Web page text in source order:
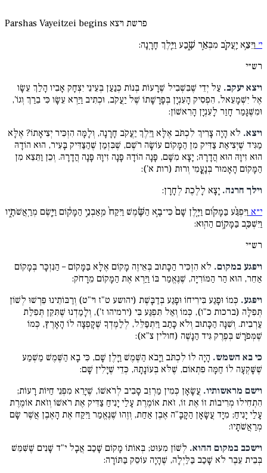
Parshas Vayeitzei begins פרשת ויצא
י׳ וַיֵּצֵ֥א יַֽעֲקֹ֖ב מִבְּאֵ֣ר שָׁ֑בַע וַיֵּ֖לֶךְ חָרָֽנָה:
רש״י
ויצא יעקב. עַל יְדֵי שֶׁבִּשְׁבִיל שֶׁרָעוֹת בְּנוֹת כְּנַעַן בְּעֵינֵי יִצְחָק אָבִיו הָלַךְ עֵשָׂו
אֶל יִשְׁמָעֵאל, הִפְסִיק הָעִנְיָן בְּפָרָשָׁתוֹ שֶׁל יַעֲקֹב, וּכְתִיב וַיַּרְא עֵשָׂו כִּי בֵרַךְ וְגוֹ',
וּמִשֶּׁגָּמַר חָזַר לָעִנְיָן הָרִאשׁוֹן:
ויצא. לֹא הָיָה צָרִיךְ לִכְתֹּב אֶלָּא וַיֵּלֶךְ יַעֲקֹב חָרָנָה, וְלָמָּה הִזְכִּיר יְצִיאָתוֹ? אֶלָּא
מַגִּיד שֶׁיְּצִיאַת צַדִּיק מִן הַמָּקוֹם עוֹשָׂה רֹשֶׁם, שֶׁבִּזְמַן שֶׁהַצַּדִּיק בָּעִיר, הוּא הוֹדָהּ
הוּא זִיוָהּ הוּא הֲדָרָהּ; יָצָא מִשָּׁם, פָּנָה הוֹדָהּ פָּנָה זִיוָהּ פָּנָה הֲדָרָהּ. וְכֵן וַתֵּצֵא מִן
הַמָּקוֹם הָאָמוּר בְּנָעֳמִי וְרוּת (רות א'):
וילך חרנה. יָצָא לָלֶכֶת לְחָרָן:
י״א וַיִּפְגַּ֨ע בַּמָּק֜וֹם וַיָּ֤לֶן שָׁם֙ כִּי־בָ֣א הַשֶּׁ֔מֶשׁ וַיִּקַּח֙ מֵֽאַבְנֵ֣י הַמָּק֔וֹם וַיָּ֖שֶׂם מְרַֽאֲשֹׁתָ֑יו
וַיִּשְׁכַּ֖ב בַּמָּק֥וֹם הַהֽוּא:
רש״י
ויפגע במקום. לֹא הִזְכִּיר הַכָּתוּב בְּאֵיזֶה מָקוֹם אֶלָּא בַּמָּקוֹם – הַנִּזְכָּר בְּמָקוֹם
אַחֵר, הוּא הַר הַמּוֹרִיָּה, שֶׁנֶּאֱמַר בּוֹ וַיַּרְא אֶת הַמָּקוֹם מֵרָחֹק:
ויפגע. כְּמוֹ וּפָגַע בִּירִיחוֹ וּפָגַע בְּדַבָּשֶׁת (יהושע ט"ז וי"ט) וְרַבּוֹתֵינוּ פֵּרְשׁוּ לְשׁוֹן
תְּפִלָּה (ברכות כ"ו), כְּמוֹ וְאַל תִּפְגַּע בִּי (ירמיהו ז'), וְלָמַדְנוּ שֶׁתִּקֵּן תְּפִלַּת
עַרְבִית. וְשִׁנָּה הַכָּתוּב וְלֹא כָּתַב וַיִּתְפַּלֵּל, לְלַמֶּדְךָ שֶׁקָּפְצָה לוֹ הָאָרֶץ, כְּמוֹ
שֶׁמְּפֹרָשׁ בְּפֶרֶק גִּיד הַנָּשֶׁה (חולין צ"א):
כי בא השמש. הָיָה לוֹ לִכְתֹּב וַיָּבֹא הַשֶּׁמֶשׁ וַיָּלֶן שָׁם, כִּי בָא הַשֶּׁמֶשׁ מַשְׁמַע
שֶׁשָּׁקְעָה לוֹ חַמָּה פִּתְאוֹם, שֶׁלֹּא בְּעוֹנָתָהּ, כְּדֵי שֶׁיָּלִין שָׁם:
וישם מראשותיו. עֲשָׂאָן כְּמִין מַרְזֵב סָבִיב לְרֹאשׁוֹ, שֶׁיָּרֵא מִפְּנֵי חַיּוֹת רָעוֹת;
הִתְחִילוּ מְרִיבוֹת זוֹ אֶת זוֹ, זֹאת אוֹמֶרֶת עָלַי יָנִיחַ צַדִּיק אֶת רֹאשׁוֹ וְזֹאת אוֹמֶרֶת
עָלַי יָנִיחַ; מִיָּד עֲשָׂאָן הַקָּבָּ"ה אֶבֶן אַחַת, וְזֶהוּ שֶׁנֶּאֱמַר וַיִּקַּח אֶת הָאֶבֶן אֲשֶׁר שָׂם
מְרַאֲשֹׁתָיו:
וישכב במקום ההוא. לְשׁוֹן מִעוּט; בְּאוֹתוֹ מָקוֹם שָׁכַב אֲבָל י"ד שָׁנִים שֶׁשִּׁמֵּשׁ
בְּבֵית עֵבֶר לֹא שָׁכַב בַּלַּיְלָה, שֶׁהָיָה עוֹסֵק בַּתּוֹרָה: